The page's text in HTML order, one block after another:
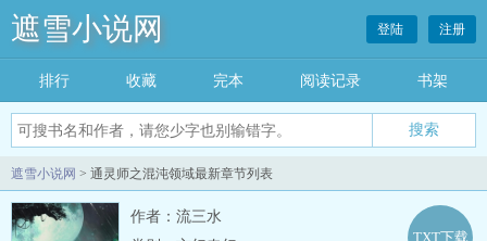
遮雪小说网 登陆 注册
排行 收藏 完本 阅读记录 书架
遮雪小说网 > 通灵师之混沌领域最新章节列表
作者：流三水
TXT下载